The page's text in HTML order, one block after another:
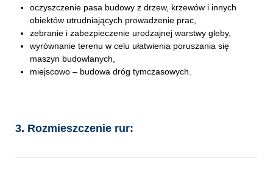
oczyszczenie pasa budowy z drzew, krzewów i innych
obiektów utrudniających prowadzenie prac,
zebranie i zabezpieczenie urodzajnej warstwy gleby,
wyrównanie terenu w celu ułatwienia poruszania się
maszyn budowlanych,
miejscowo – budowa dróg tymczasowych.
3. Rozmieszczenie rur: